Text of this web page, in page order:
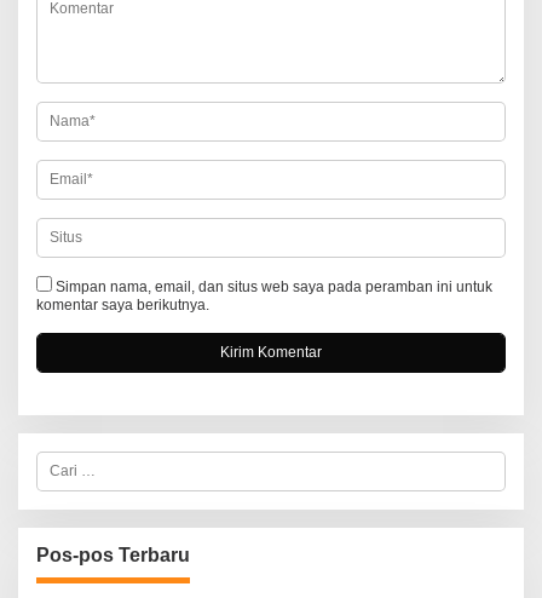
o
s
Simpan nama, email, dan situs web saya pada peramban ini untuk
komentar saya berikutnya.
C
r
i
u
n
u
Pos-pos Terbaru